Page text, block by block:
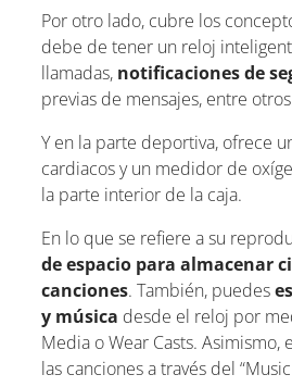
Por otro lado, cubre los
debe de tener un reloj
llamadas, notificaciones de
previas de mensajes, entre
Y en la parte deportiva, ofrece
cardiacos y un medidor de
la parte interior de la caja.
En lo que se refiere a su
de espacio para almacenar
canciones. También, puedes
y música desde el reloj por
Media o Wear Casts.
las canciones a través del